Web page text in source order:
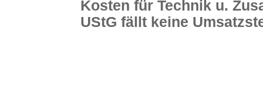
Kosten für Technik u.
UStG fällt keine